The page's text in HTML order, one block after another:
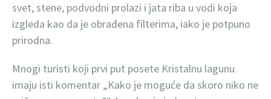
svet, stene, podvodni prolazi i jata riba u vodi koja
izgleda kao da je obrađena filterima, iako je potpuno
prirodna.
Mnogi turisti koji prvi put posete Kristalnu lagunu
imaju isti komentar „Kako je moguće da skoro niko ne